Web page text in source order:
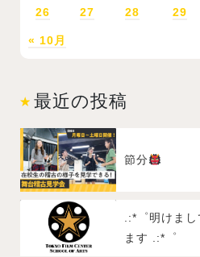
« 10月
26
27 28 29
最近の投稿
節分
.:*゜明けま
ます .:*゜